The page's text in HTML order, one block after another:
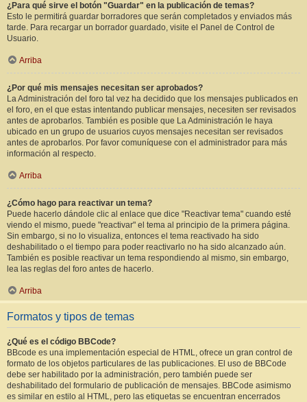
¿Para qué sirve el botón "Guardar" en la publicación de temas?
Esto le permitirá guardar borradores que serán completados y enviados más
tarde. Para recargar un borrador guardado, visite el Panel de Control de
Usuario.
Arriba
¿Por qué mis mensajes necesitan ser aprobados?
La Administración del foro tal vez ha decidido que los mensajes publicados en
el foro, en el que estas intentando publicar mensajes, necesiten ser revisados
antes de aprobarlos. También es posible que La Administración le haya
ubicado en un grupo de usuarios cuyos mensajes necesitan ser revisados
antes de aprobarlos. Por favor comuníquese con el administrador para más
información al respecto.
Arriba
¿Cómo hago para reactivar un tema?
Puede hacerlo dándole clic al enlace que dice "Reactivar tema" cuando esté
viendo el mismo, puede "reactivar" el tema al principio de la primera página.
Sin embargo, si no lo visualiza, entonces el tema reactivado ha sido
deshabilitado o el tiempo para poder reactivarlo no ha sido alcanzado aún.
También es posible reactivar un tema respondiendo al mismo, sin embargo,
lea las reglas del foro antes de hacerlo.
Arriba
Formatos y tipos de temas
¿Qué es el código BBCode?
BBcode es una implementación especial de HTML, ofrece un gran control de
formato de los objetos particulares de las publicaciones. El uso de BBCode
debe ser habilitado por la administración, pero también puede ser
deshabilitado del formulario de publicación de mensajes. BBCode asimismo
es similar en estilo al HTML, pero las etiquetas se encuentran encerrados